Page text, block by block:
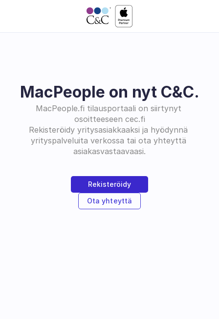
MacPeople on nyt C&C.
MacPeople.fi tilausportaali on siirtynyt
osoitteeseen cec.fi
Rekisteröidy yritysasiakkaaksi ja hyödynnä
yrityspalveluita verkossa tai ota yhteyttä
asiakasvastaavaasi.
Rekisteröidy
Ota yhteyttä